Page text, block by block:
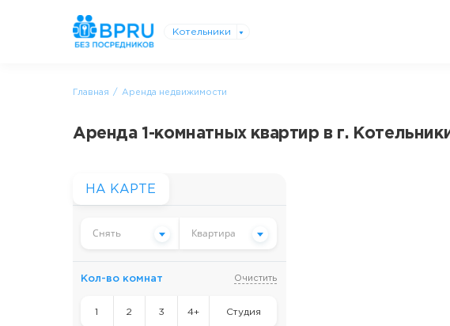
Котельники
Главная Аренда недвижимости
Аренда 1-комнатных квартир в г.
Снять Квартира
Кол-во комнат Очистить
1 2 3 4+ Студия
НА КАРТЕ